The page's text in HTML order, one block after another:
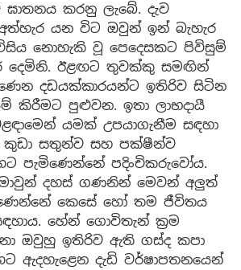
කරනු ලැබේ. දැව
යන විට ඔවුන් ඉන් බැහැර
නොහැකි වූ පෙදෙසකට පිවිසුම්
දෙමිනි. ඊළඟට තුවක්කු සමඟින්
දඩයක්කාරයන්ට ඉතිරිව සිටින
කිරීමට පුළුවන. ඉතා ලාභදායී
යමක් උපයාගැනීම සඳහා
සතුන්ව සහ පක්ෂීන්ව
පැමිණෙන්නේ පදිංචිකරුවෝය.
දහස් ගණනින් මෙවන් අලුත්
කෙසේ හෝ තම ජීවිතය
හේන් ගොවිතැන් ක්‍රම
ඔවුහු ඉතිරිව ඇති ගස්ද කපා
ඇදහැළෙන දැඩි වර්ෂාපතනයෙන්